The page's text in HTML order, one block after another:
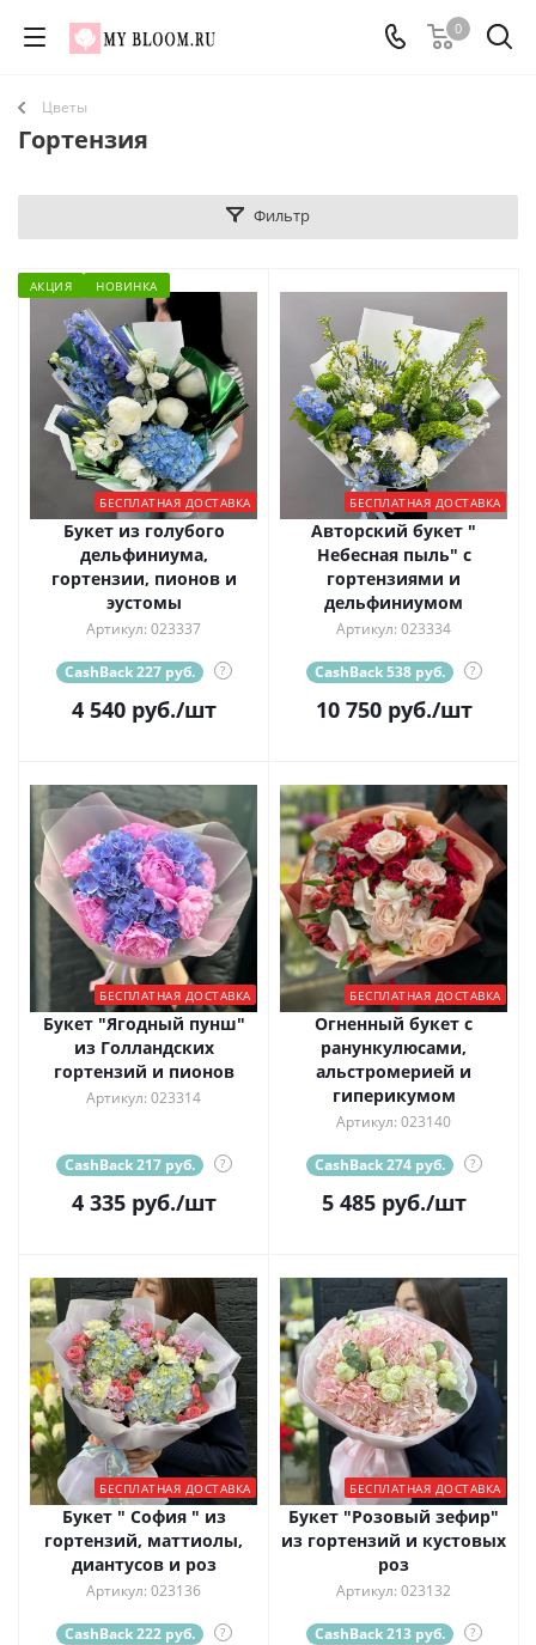
0
Цветы
Гортензия
Фильтр
АКЦИЯ НОВИНКА
БЕСПЛАТНАЯ ДОСТАВКА
Букет из голубого
дельфиниума,
гортензии, пионов и
эустомы
Артикул: 023337
CashBack 227 руб. ?
4 540руб./шт
БЕСПЛАТНАЯ ДОСТАВКА
Авторский букет "
Небесная пыль" с
гортензиями и
дельфиниумом
Артикул: 023334
CashBack 538 руб. ?
10 750руб./шт
БЕСПЛАТНАЯ ДОСТАВКА
Букет "Ягодный пунш"
из Голландских
гортензий и пионов
Артикул: 023314
CashBack 217 руб. ?
4 335руб./шт
БЕСПЛАТНАЯ ДОСТАВКА
Огненный букет с
ранункулюсами,
альстромерией и
гиперикумом
Артикул: 023140
CashBack 274 руб. ?
5 485руб./шт
БЕСПЛАТНАЯ ДОСТАВКА
Букет " София " из
гортензий, маттиолы,
диантусов и роз
Артикул: 023136
CashBack 222 руб. ?
БЕСПЛАТНАЯ ДОСТАВКА
Букет "Розовый зефир"
из гортензий и кустовых
роз
Артикул: 023132
CashBack 213 руб. ?